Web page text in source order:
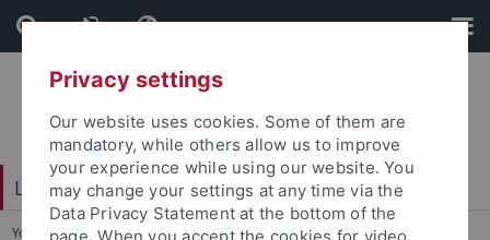
Skip
to
content
Skip
to
footer
LEAD Graduate School & Research Network
You are here: Startseite ... Schule & Wissenschaft
Privacy settings
Our website uses cookies. Some of them are
mandatory, while others allow us to improve
your experience while using our website. You
may change your settings at any time via the
Data Privacy Statement at the bottom of the